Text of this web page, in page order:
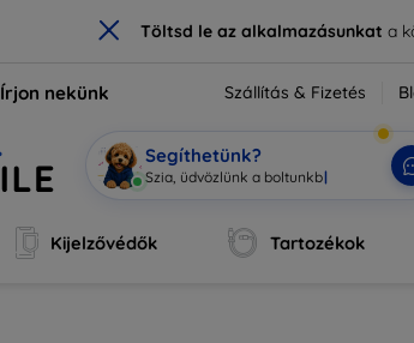
× Töltsd le az alkalmazásunkata
Írjon nekünk Szállítás & Fizetés
Segíthetünk?
Mo|
Kijelzővédők Tartozékok